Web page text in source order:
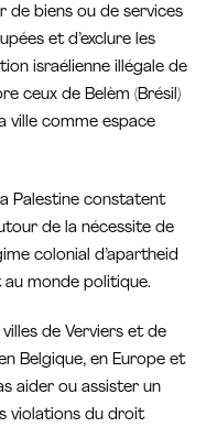
de biens ou de services
et d’exclure les
israélienne illégale de
ceux de Belèm (Brésil)
ville comme espace
Palestine constatent
de la nécessite de
colonial d’apartheid
au monde politique.
de Verviers et de
Belgique, en Europe et
aider ou assister un
violations du droit